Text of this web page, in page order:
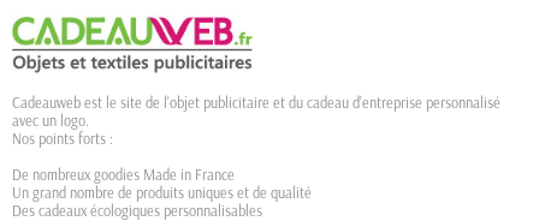
Cadeauweb est le site de l'objet publicitaire et du cadeau d'entreprise personnalisé
avec un logo.
Nos points forts :
De nombreux goodies Made in France
Un grand nombre de produits uniques et de qualité
Des cadeaux écologiques personnalisables